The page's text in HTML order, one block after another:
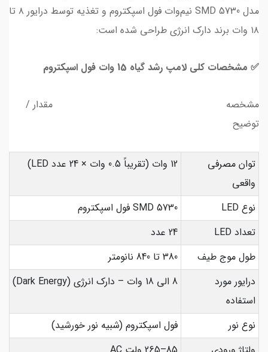
مدل SMD 5730 نیم‌وات فول اسپکتروم و تغذیه توسط درایور ۸ تا
۱۸ وات برند دارک انرژی طراحی شده است:
✅ مشخصات کلی لامپ رشد گیاه 15 وات فول اسپکتروم
مشخصه مقدار /
توضیح
توان مصرفی
واقعی
12 وات (تقریباً 0.5 وات × 24 عدد LED)
نوع LED
SMD 5730 فول اسپکتروم
تعداد LED
24 عدد
طول موج طیف
380 تا 840 نانومتر
درایور مورد
استفاده
8 الی 18 وات – دارک انرژی (Dark Energy)
نوع نور
فول اسپکتروم (شبیه نور خورشید)